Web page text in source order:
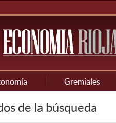
Gremiales
de la búsqueda